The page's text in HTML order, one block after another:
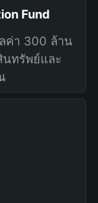
Fund
ค่า 300 ล้าน
นทรัพย์และ